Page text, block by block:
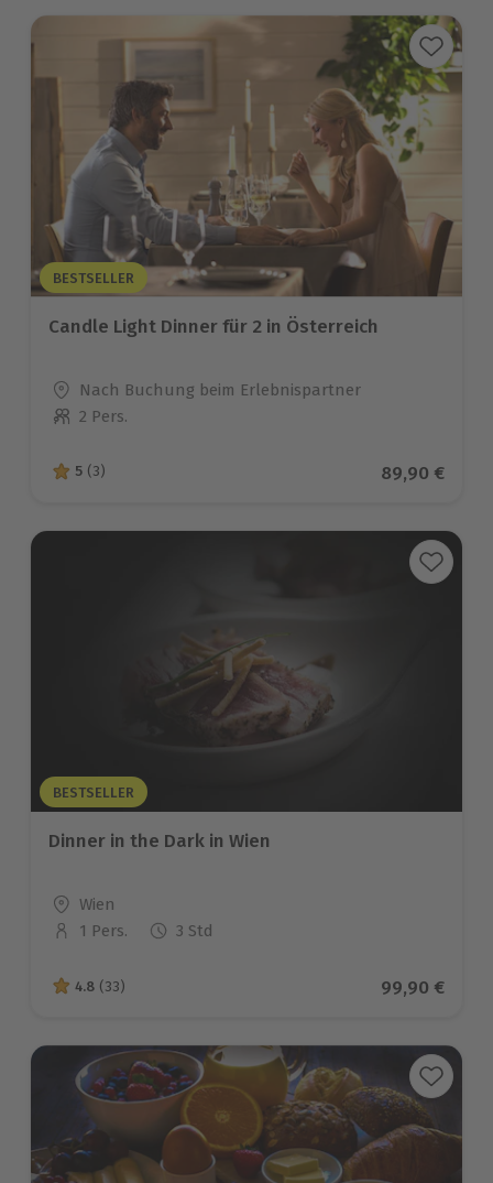
BESTSELLER
Candle Light Dinner für 2 in Österreich
Standort
Nach Buchung beim Erlebnispartner
Anzahl der Teilnehmer
2 Pers.
5 von 5 Sternen basierend auf 3 Bewertungen
5 (3) Aktueller
89,90 €
BESTSELLER
Dinner in the Dark in Wien
Standort
Wien
Anzahl der Teilnehmer
1 Pers. 3 Std
4.8 von 5 Sternen basierend auf 33 Bewertungen
4.8 (33) Aktueller
99,90 €